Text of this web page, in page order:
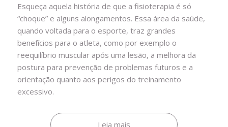
Esqueça aquela história de que a fisioterapia é só
“choque” e alguns alongamentos. Essa área da saúde,
quando voltada para o esporte, traz grandes
benefícios para o atleta, como por exemplo o
reequilíbrio muscular após uma lesão, a melhora da
postura para prevenção de problemas futuros e a
orientação quanto aos perigos do treinamento
excessivo.
Leia mais